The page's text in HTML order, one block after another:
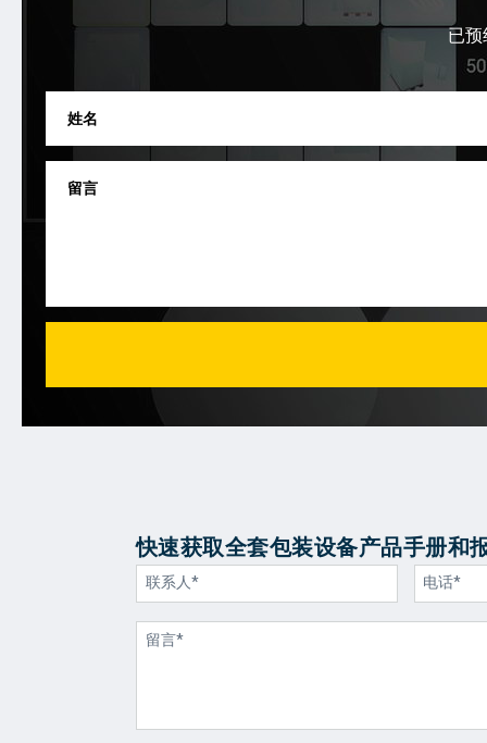
已预
快速获取全套包装设备产品手册和